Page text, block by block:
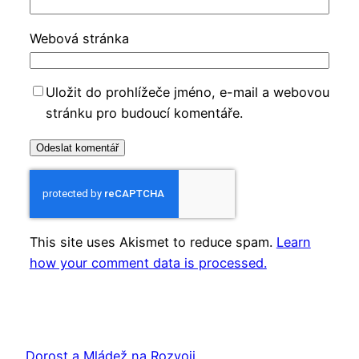
Webová stránka
Uložit do prohlížeče jméno, e-mail a webovou
stránku pro budoucí komentáře.
This site uses Akismet to reduce spam. Learn
how your comment data is processed.
Dorost a Mládež na Rozvoji